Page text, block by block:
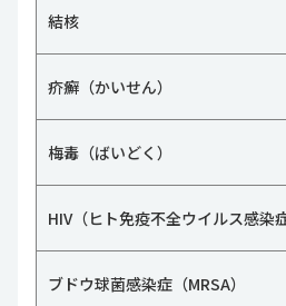
結核
疥癬（かいせん）
梅毒（ばいどく）
HIV（ヒト免疫不全ウイルス感染症
ブドウ球菌感染症（MRSA）